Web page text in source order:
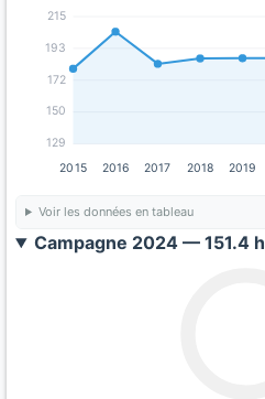
129
150
172
193
215
2015 2016 2017 2018 2019
Voir les données en tableau
Campagne 2024 — 151.4